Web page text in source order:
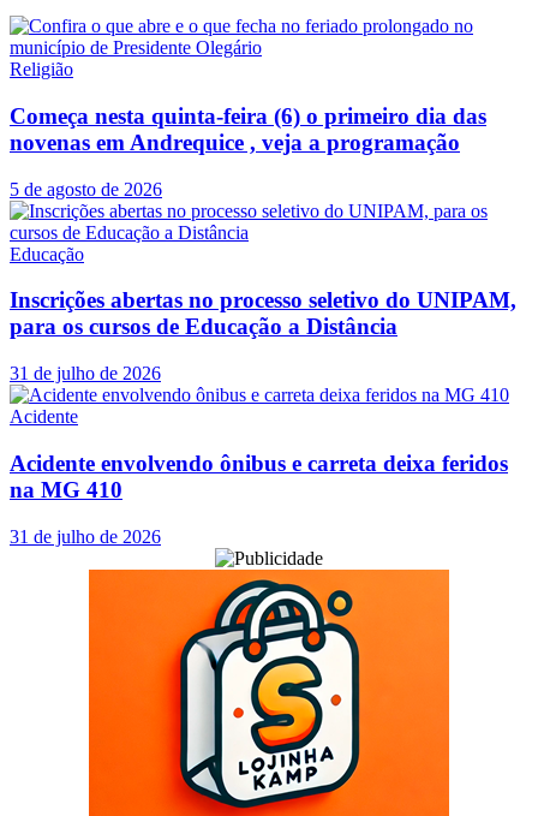
Religião
Começa nesta quinta-feira (6) o primeiro dia das
novenas em Andrequice , veja a programação
5 de agosto de 2026
Educação
Inscrições abertas no processo seletivo do UNIPAM,
para os cursos de Educação a Distância
31 de julho de 2026
Acidente
Acidente envolvendo ônibus e carreta deixa feridos
na MG 410
31 de julho de 2026